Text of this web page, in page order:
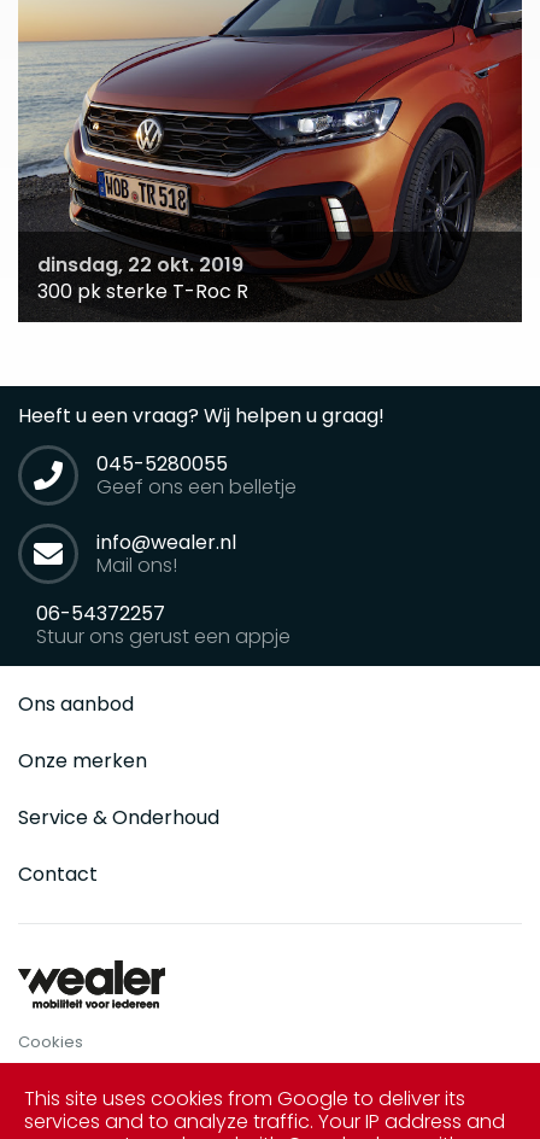
dinsdag, 22 okt. 2019
300 pk sterke T-Roc R
Heeft u een vraag? Wij helpen u graag!
045-5280055
Geef ons een belletje
info@wealer.nl
Mail ons!
06-54372257
Stuur ons gerust een appje
Ons aanbod
Onze merken
Service & Onderhoud
Contact
Cookies
Disclaimer
This site uses cookies from Google to deliver its
services and to analyze traffic. Your IP address and